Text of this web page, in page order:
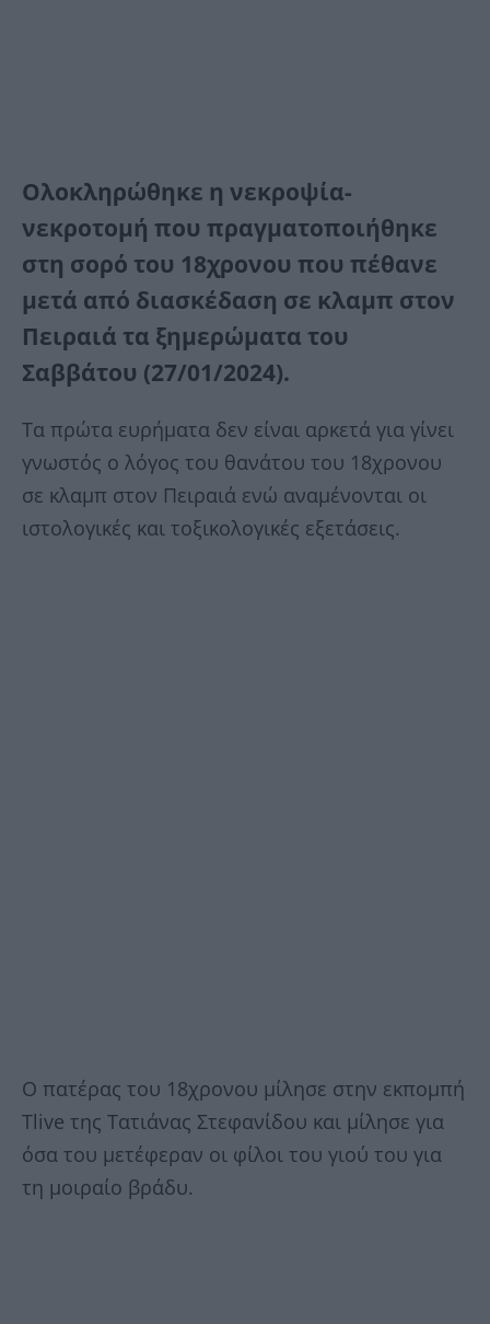
Ολοκληρώθηκε η νεκροψία-
νεκροτομή που πραγματοποιήθηκε
στη σορό του 18χρονου που πέθανε
μετά από διασκέδαση σε κλαμπ στον
Πειραιά τα ξημερώματα του
Σαββάτου (27/01/2024).
Τα πρώτα ευρήματα δεν είναι αρκετά για γίνει
γνωστός ο λόγος του θανάτου του 18χρονου
σε κλαμπ στον Πειραιά ενώ αναμένονται οι
ιστολογικές και τοξικολογικές εξετάσεις.
Ο πατέρας του 18χρονου μίλησε στην εκπομπή
Tlive της Τατιάνας Στεφανίδου και μίλησε για
όσα του μετέφεραν οι φίλοι του γιού του για
τη μοιραίο βράδυ.